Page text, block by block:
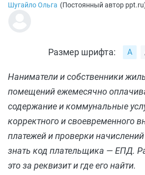
Шугайло Ольга (Постоянный автор ppt.ru
Размер шрифта:
Наниматели и собственники
помещений ежемесячно
содержание и коммунальные
корректного и своевременного
платежей и проверки
знать код плательщика — ЕПД.
это за реквизит и где его найти.